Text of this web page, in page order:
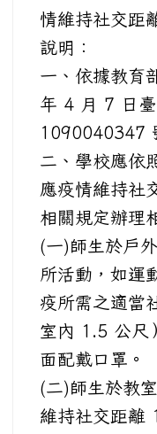
情維持社交距
說明：
一、依據教育
年 4 月 7 日
1090040347
二、學校應依
應疫情維持社
相關規定辦理
(一)師生於戶
所活動，如運
疫所需之適當
室內 1.5 公尺
面配戴口罩。
(二)師生於教
維持社交距離